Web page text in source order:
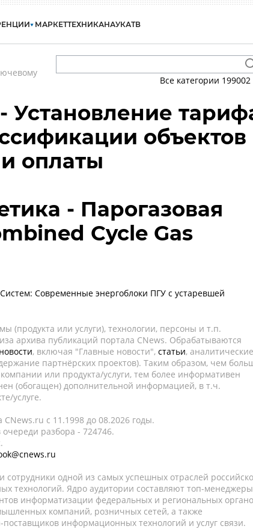
МАРКЕТТЕХНИКАНАУКАТВ
Все категории 199002
Установление
объектов
оплаты
- Парогазовая
Cycle Gas
Современные энергоблоки ПГУ с устаревшей
(продукта или услуги), технологии, персоны и т.п.
архива публикаций портала CNews. Обрабатываются
новости, включая "Главные новости", статьи, аналитические
партнёрских проектов). Таким образом, чем
или продукта/услуги, тем более информативен
(обогащен) дополнительной информацией, в т.ч.
услуге.
c 11.1998 до 08.2026 годы.
разбора - 724746.
сотрудники одной из самых успешных отраслей
технологий. Ядро аудитории составляют топ-
информатизации федеральных и региональных
компаний, розничных сетей, а также
информационных технологий и услуг связи.